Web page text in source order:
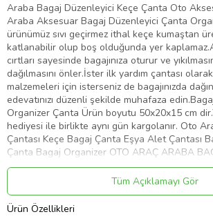
Araba Bagaj Düzenleyici Keçe Çanta Oto
Araba Aksesuar Bagaj Düzenleyici Çanta
ürünümüz sıvı geçirmez ithal keçe kumaştan
katlanabilir olup boş olduğunda yer
cırtları sayesinde bagajınıza oturur ve
dağılmasını önler.İster ilk yardım çantası
malzemeleri için isterseniz de bagajınızda
edevatınızı düzenli şekilde muhafaza
Organizer Çanta Ürün boyutu 50x20x15 cm
hediyesi ile birlikte aynı gün kargolanır. Oto
Çantası Keçe Bagaj Çanta Eşya Alet Çantası
Çanta Bagaj Organizer OTO ARAÇ ARABA
BAGAJ ÇANTA EŞYA ALET ÇANTASI BAGAJ
Tüm Açıklamayı Gör
Ürün Özellikleri